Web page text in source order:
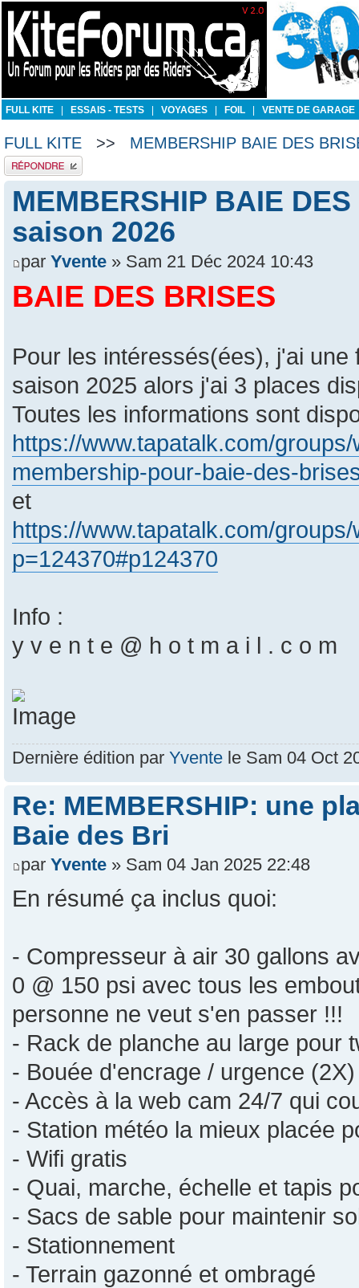
FULL KITE ESSAIS - TESTS VOYAGES FOIL VENTE DE GARAGE
FULL KITE >> MEMBERSHIP BAIE DES
Publier une réponse
MEMBERSHIP BAIE
saison 2026
par Yvente » Sam 21 Déc 2024 10:43
BAIE DES BRISES
Pour les intéressés(ées), j'ai
saison 2025 alors j'ai 3 places
Toutes les informations sont
https://www.tapatalk.com/
membership-pour-baie-des-
et
https://www.tapatalk.com/
p=124370#p124370
Info :
y v e n t e @ h o t m a i l . c o m
Dernière édition par Yvente le Sam 04 Oct
Re: MEMBERSHIP: une
Baie des Bri
par Yvente » Sam 04 Jan 2025 22:48
En résumé ça inclus quoi:
- Compresseur à air 30 gallons
0 @ 150 psi avec tous les
personne ne veut s'en passer !!!
- Rack de planche au large pour
- Bouée d'encrage / urgence (2X)
- Accès à la web cam 24/7 qui
- Station météo la mieux placée
- Wifi gratis
- Quai, marche, échelle et tapis
- Sacs de sable pour maintenir
- Stationnement
- Terrain gazonné et ombragé